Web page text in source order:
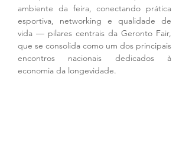
ambiente da feira, conectando prática
esportiva, networking e qualidade de
vida — pilares centrais da Geronto Fair,
que se consolida como um dos principais
encontros nacionais dedicados à
economia da longevidade.